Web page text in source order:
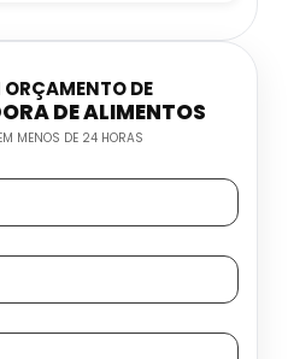
DE
DE ALIMENTOS
MENOS DE 24 HORAS